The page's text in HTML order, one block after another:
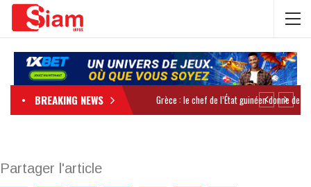
BREAKING NEWS
Partager l'article